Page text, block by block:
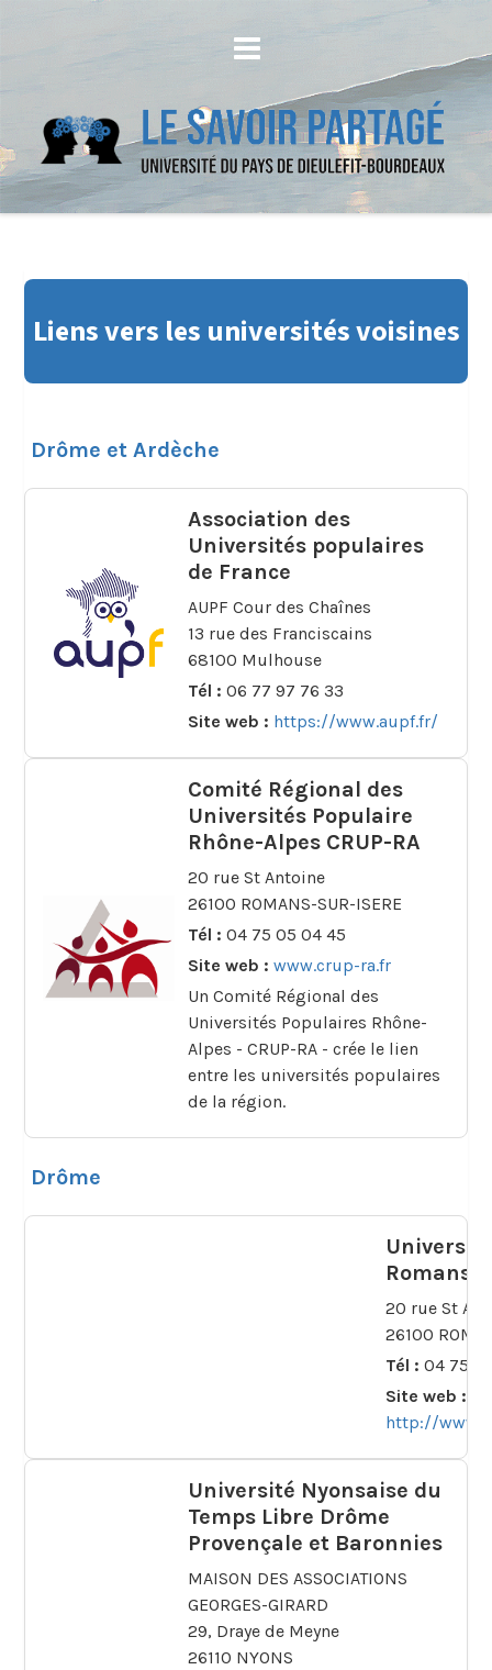
Liens vers les universités voisines
Drôme et Ardèche
Association des
Universités populaires
de France
AUPF Cour des Chaînes
13 rue des Franciscains
68100 Mulhouse
Tél : 06 77 97 76 33
Site web : https://www.aupf.fr/
Comité Régional des
Universités Populaire
Rhône-Alpes CRUP-RA
20 rue St Antoine
26100 ROMANS-SUR-ISERE
Tél : 04 75 05 04 45
Site web : www.crup-ra.fr
Un Comité Régional des
Universités Populaires Rhône-
Alpes - CRUP-RA - crée le lien
entre les universités populaires
de la région.
Drôme
Romans
20 rue St
26100
Tél : 04 75
Site web :
http://
Université Nyonsaise du
Temps Libre Drôme
Provençale et Baronnies
MAISON DES ASSOCIATIONS
GEORGES-GIRARD
29, Draye de Meyne
26110 NYONS